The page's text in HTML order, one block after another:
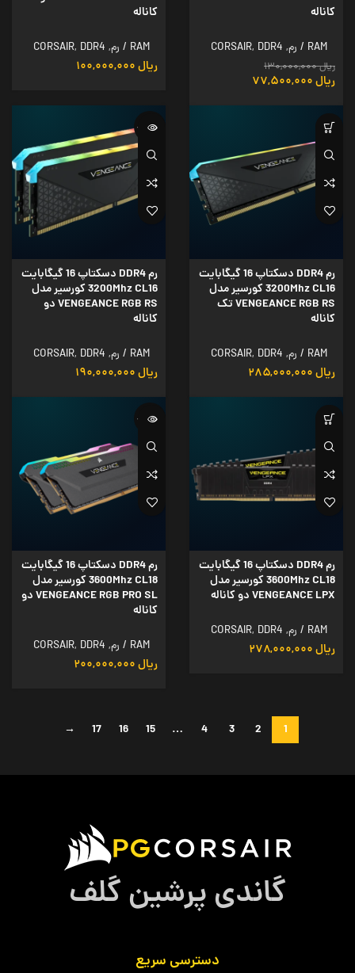
کاناله
RAM / رم ,
CORSAIR, DDR4
ریال۱۳۰,۰۰۰,۰۰۰
ریال
کاناله
RAM / رم ,
CORSAIR, DDR4
ریال
رم DDR4 دسکتاپ 16 گیگابایت
3200Mhz CL16 کورسیر مدل
VENGEANCE RGB RS تک
کاناله
RAM / رم ,
CORSAIR, DDR4
ریال
ناموجود
رم DDR4 دسکتاپ 16 گیگابایت
3200Mhz CL16 کورسیر مدل
VENGEANCE RGB RS دو
کاناله
RAM / رم ,
CORSAIR, DDR4
ریال
رم DDR4 دسکتاپ 16 گیگابایت
3600Mhz CL18 کورسیر مدل
VENGEANCE LPX دو کاناله
RAM / رم ,
CORSAIR, DDR4
ریال
ناموجود
رم DDR4 دسکتاپ 16 گیگابایت
3600Mhz CL18 کورسیر مدل
VENGEANCE RGB PRO SL دو
کاناله
RAM / رم ,
CORSAIR, DDR4
ریال
1
2
3
4
…
15
16
17
→
گاندی پرشین گلف
دسترسی سریع